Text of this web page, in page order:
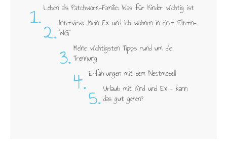
1. Leben als Patchwork-Familie: Was für Kinder wichtig ist
2. Interview: „Mein Ex und ich wohnen in einer Eltern-
WG"
3. Meine wichtigsten Tipps rund um die
Trennung
4. Erfahrungen mit dem Nestmodell
5. Urlaub mit Kind und Ex – kann
das gut gehen?